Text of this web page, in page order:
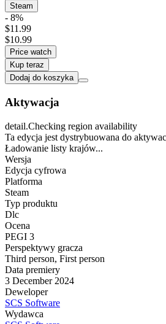
Steam
- 8%
$11.99
$10.99
Price watch
Kup teraz
Dodaj do koszyka
Aktywacja
detail.Checking region availability
Ta edycja jest dystrybuowana do
Ładowanie listy krajów...
Wersja
Edycja cyfrowa
Platforma
Steam
Typ produktu
Dlc
Ocena
PEGI 3
Perspektywy gracza
Third person, First person
Data premiery
3 December 2024
Deweloper
SCS Software
Wydawca